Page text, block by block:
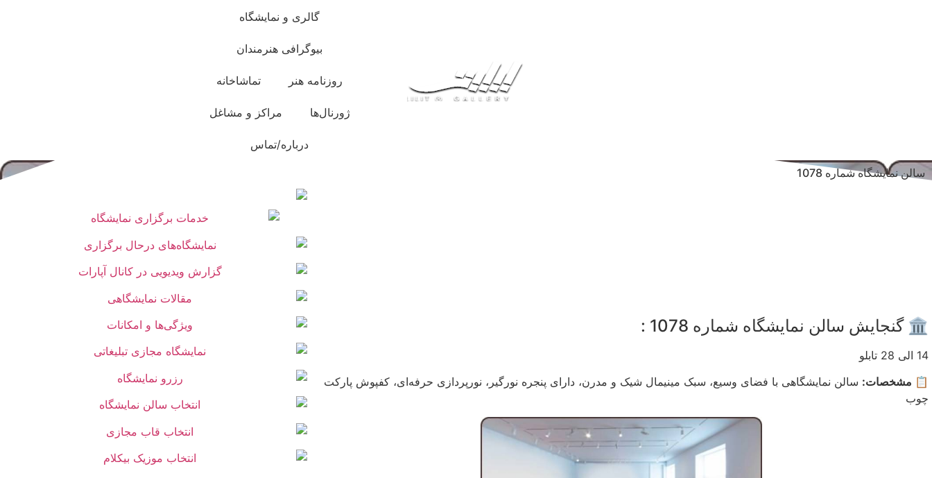
گالری و نمایشگاه
بیوگرافی هنرمندان
روزنامه هنر تماشاخانه
ژورنال‌ها مراکز و مشاغل
درباره/تماس
سالن نمایشگاه شماره 1078
🏛️ گنجایش سالن نمایشگاه شماره 1078 :
14 الی 28 تابلو
📋 مشخصات: سالن نمایشگاهی با فضای وسیع، سبک مینیمال شیک و مدرن، دارای پنجره نورگیر، نورپردازی حرفه‌ای، کفپوش پارکت
چوب